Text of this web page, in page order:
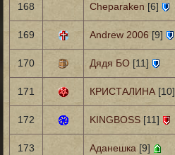
168 Cheparaken [6]
169 Andrew 2006 [9]
170 Дядя БО [11]
171 КРИСТАЛИНА [10]
172 KINGBOSS [11]
173 Аданешка [9]